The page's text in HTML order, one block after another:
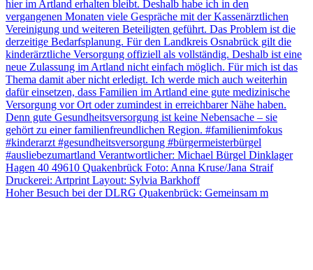
Hoher Besuch bei der DLRG Quakenbrück: Gemeinsam m